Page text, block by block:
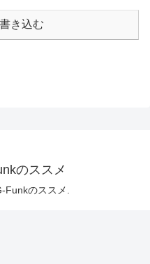
き込む
のススメ
のススメ.